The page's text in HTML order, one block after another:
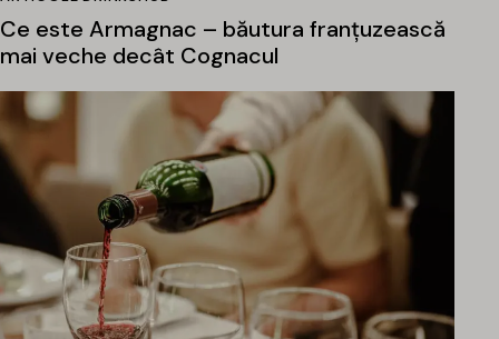
Ce este Armagnac – băutura franțuzească
mai veche decât Cognacul